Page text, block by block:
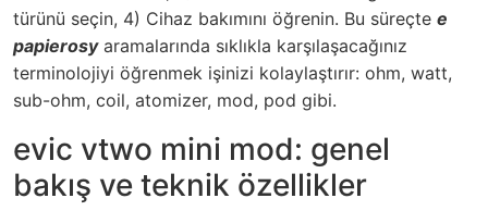
türünü seçin, 4) Cihaz bakımını öğrenin. Bu süreçte e
papierosyaramalarında sıklıkla karşılaşacağınız
terminolojiyi öğrenmek işinizi kolaylaştırır: ohm, watt,
sub-ohm, coil, atomizer, mod, pod gibi.
evic vtwo mini mod: genel
bakış ve teknik özellikler